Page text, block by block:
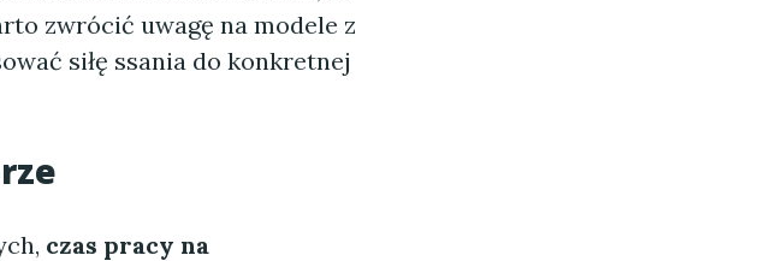
zwrócić uwagę na modele z
siłę ssania do konkretnej
czas pracy na